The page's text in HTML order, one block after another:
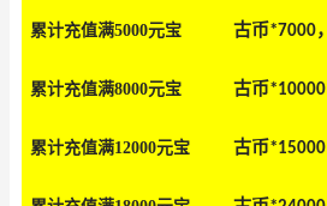
累计充值满5000元宝 古币*7000，
累计充值满8000元宝 古币*10000
累计充值满12000元宝 古币*15000